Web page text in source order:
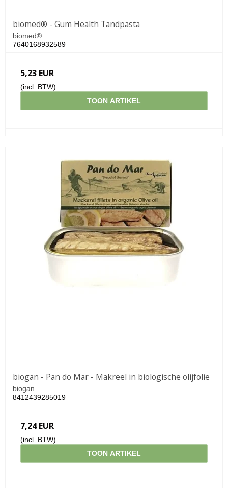
biomed® - Gum Health Tandpasta
biomed®
7640168932589
5,23 EUR
(incl. BTW)
TOON ARTIKEL
biogan - Pan do Mar - Makreel in biologische olijfolie
biogan
8412439285019
7,24 EUR
(incl. BTW)
TOON ARTIKEL